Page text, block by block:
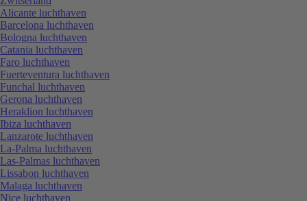
Alicante luchthaven
Barcelona luchthaven
Bologna luchthaven
Catania luchthaven
Faro luchthaven
Fuerteventura luchthaven
Funchal luchthaven
Gerona luchthaven
Heraklion luchthaven
Ibiza luchthaven
Lanzarote luchthaven
La-Palma luchthaven
Las-Palmas luchthaven
Lissabon luchthaven
Malaga luchthaven
Nice luchthaven